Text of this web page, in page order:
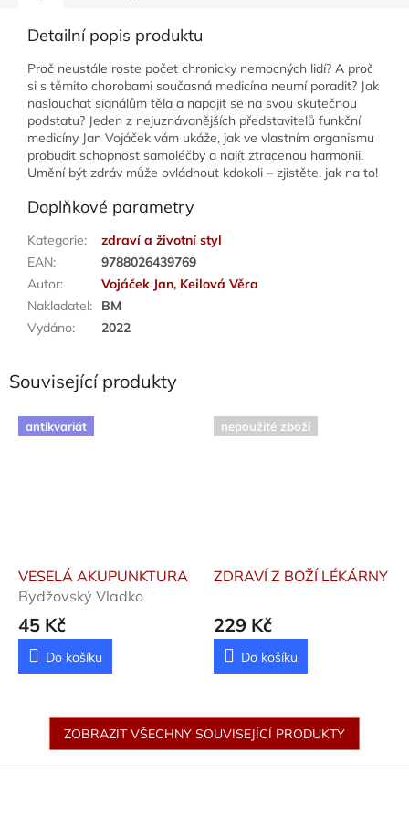
Detailní popis produktu
Proč neustále roste počet chronicky nemocných lidí? A proč
si s těmito chorobami současná medicína neumí poradit? Jak
naslouchat signálům těla a napojit se na svou skutečnou
podstatu? Jeden z nejuznávanějších představitelů funkční
medicíny Jan Vojáček vám ukáže, jak ve vlastním organismu
probudit schopnost samoléčby a najít ztracenou harmonii.
Umění být zdráv může ovládnout kdokoli – zjistěte, jak na to!
Doplňkové parametry
Kategorie:
zdraví a životní styl
EAN:
9788026439769
Autor:
Vojáček Jan, Keilová Věra
Nakladatel:
BM
Vydáno: 2022
Související produkty
antikvariát
VESELÁ AKUPUNKTURA
Bydžovský Vladko
45 Kč
Do košíku
nepoužité zboží
ZDRAVÍ Z BOŽÍ LÉKÁRNY
229 Kč
Do košíku
ZOBRAZIT VŠECHNY SOUVISEJÍCÍ PRODUKTY